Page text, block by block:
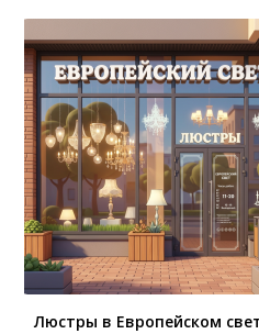
Люстры в Европейском